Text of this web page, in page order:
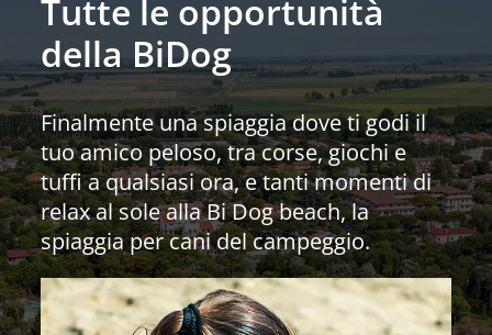
Tutte le opportunità
della BiDog
Finalmente una spiaggia dove ti godi il
tuo amico peloso, tra corse, giochi e
tuffi a qualsiasi ora, e tanti momenti di
relax al sole alla Bi Dog beach, la
spiaggia per cani del campeggio.